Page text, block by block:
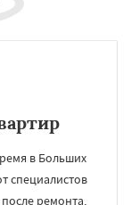
в Больших
специалистов
ремонта,